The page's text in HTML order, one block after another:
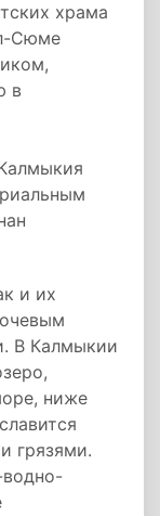
храма
Сюме
в
и их
В Калмыкии
ниже
грязями.